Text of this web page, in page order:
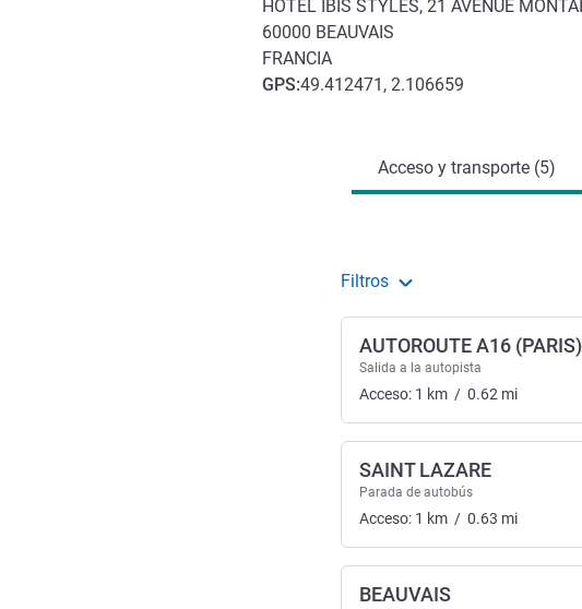
HOTEL IBIS STYLES, 21 AVENUE
60000 BEAUVAIS
FRANCIA
GPS:49.412471, 2.106659
Acceso y transporte (5)
Filtros
AUTOROUTE A16 (PARIS)
Salida a la autopista
Acceso: 1 km / 0.62 mi
SAINT LAZARE
Parada de autobús
Acceso: 1 km / 0.63 mi
BEAUVAIS